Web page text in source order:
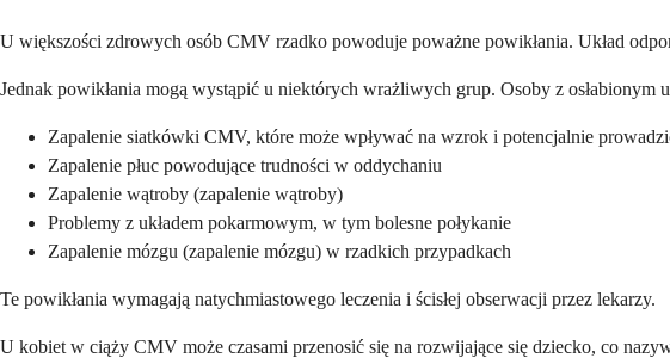
U większości zdrowych osób CMV rzadko powoduje poważne powikłania. Układ
Jednak powikłania mogą wystąpić u niektórych wrażliwych grup. Osoby z osłabionym
Zapalenie siatkówki CMV, które może wpływać na wzrok i potencjalnie
Zapalenie płuc powodujące trudności w oddychaniu
Zapalenie wątroby (zapalenie wątroby)
Problemy z układem pokarmowym, w tym bolesne połykanie
Zapalenie mózgu (zapalenie mózgu) w rzadkich przypadkach
Te powikłania wymagają natychmiastowego leczenia i ścisłej obserwacji przez lekarzy.
U kobiet w ciąży CMV może czasami przenosić się na rozwijające się dziecko, co